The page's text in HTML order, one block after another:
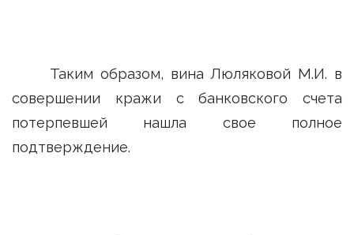
Таким образом, вина Люляковой М.И. в
совершении кражи с банковского счета
потерпевшей нашла свое полное
подтверждение.